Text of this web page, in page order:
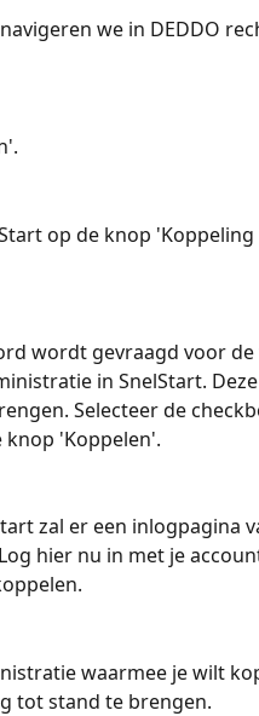
we in DEDDO
op de knop 'Koppeling
wordt gevraagd voor
in SnelStart.
Selecteer de
'Koppelen'.
zal er een inlogpagina
hier nu in met je
waarmee je wilt
tot stand te brengen.